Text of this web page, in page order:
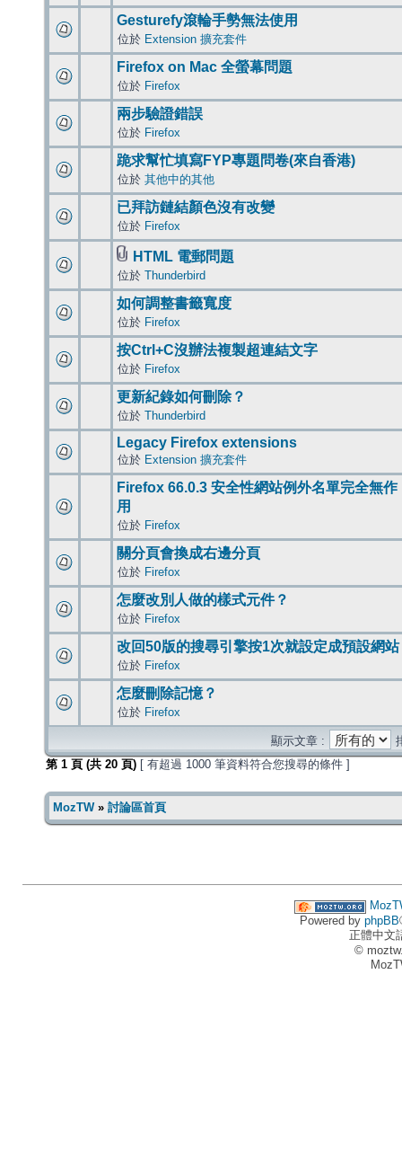
Gesturefy滾輪手勢無法使用
位於 Extension 擴充套件
Firefox on Mac 全螢幕問題
位於 Firefox
兩步驗證錯誤
位於 Firefox
跪求幫忙填寫FYP專題問卷(來自香港)
位於 其他中的其他
已拜訪鏈結顏色沒有改變
位於 Firefox
HTML 電郵問題
位於 Thunderbird
如何調整書籤寬度
位於 Firefox
按Ctrl+C沒辦法複製超連結文字
位於 Firefox
更新紀錄如何刪除？
位於 Thunderbird
Legacy Firefox extensions
位於 Extension 擴充套件
Firefox 66.0.3 安全性網站例外名單完全無作
用
位於 Firefox
關分頁會換成右邊分頁
位於 Firefox
怎麼改別人做的樣式元件？
位於 Firefox
改回50版的搜尋引擎按1次就設定成預設網站
位於 Firefox
怎麼刪除記憶？
位於 Firefox
顯示文章 :
第 1 頁 (共 20 頁) [ 有超過 1000 筆資料符合您搜尋的條件 ]
MozTW» 討論區首頁
Powered by phpBB
正體中文
©